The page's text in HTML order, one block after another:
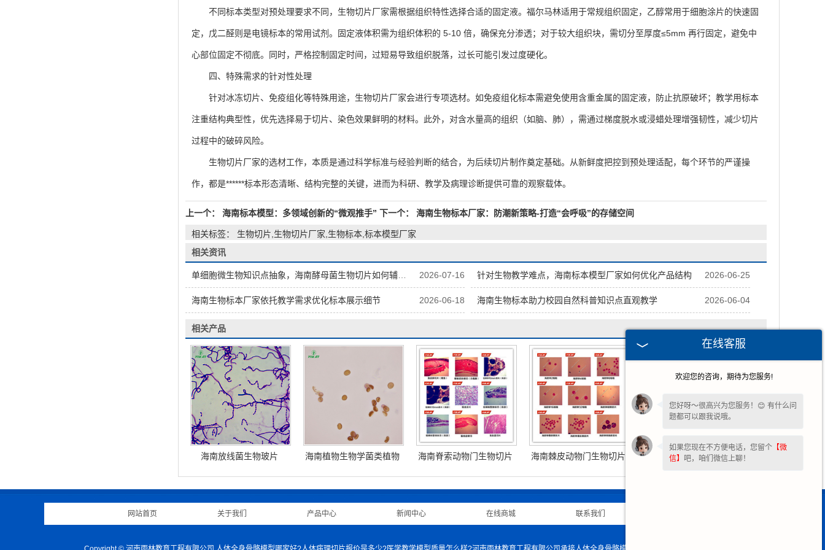
不同标本类型对预处理要求不同，生物切片厂家需根据组织特性选择合适的固定液。福尔马林适用于常规组织固定，乙醇常用于细胞涂片的快速固
定，戊二醛则是电镜标本的常用试剂。固定液体积需为组织体积的 5-10 倍，确保充分渗透；对于较大组织块，需切分至厚度≤5mm 再行固定，避免中
心部位固定不彻底。同时，严格控制固定时间，过短易导致组织脱落，过长可能引发过度硬化。
四、特殊需求的针对性处理
针对冰冻切片、免疫组化等特殊用途，生物切片厂家会进行专项选材。如免疫组化标本需避免使用含重金属的固定液，防止抗原破坏；教学用标本
注重结构典型性，优先选择易于切片、染色效果鲜明的材料。此外，对含水量高的组织（如脑、肺），需通过梯度脱水或浸蜡处理增强韧性，减少切片
过程中的破碎风险。
生物切片厂家的选材工作，本质是通过科学标准与经验判断的结合，为后续切片制作奠定基础。从新鲜度把控到预处理适配，每个环节的严谨操
作，都是******标本形态清晰、结构完整的关键，进而为科研、教学及病理诊断提供可靠的观察载体。
上一个： 海南标本模型：多领域创新的“微观推手” 下一个： 海南生物标本厂家：防潮新策略-打造“会呼吸”的存储空间
相关标签： 生物切片,生物切片厂家,生物标本,标本模型厂家
相关资讯
2026-07-16
单细胞微生物知识点抽象，海南酵母菌生物切片如何辅助讲解 2026-06-25
针对生物教学难点，海南标本模型厂家如何优化产品结构
2026-06-18
海南生物标本厂家依托教学需求优化标本展示细节 2026-06-04
海南生物标本助力校园自然科普知识点直观教学
相关产品
海南放线菌生物玻片
海南植物生物学菌类植物
海南脊索动物门生物切片 海南棘皮动物门生物切片 海南生物标本
网站首页 关于我们 产品中心 新闻中心 在线商城 联系我们
在线客服
欢迎您的咨询，期待为您服务!
您好呀～很高兴为您服务！😊 有什么问
题都可以跟我说哦。
如果您现在不方便电话，您留个 【微
信】 吧，咱们微信上聊！